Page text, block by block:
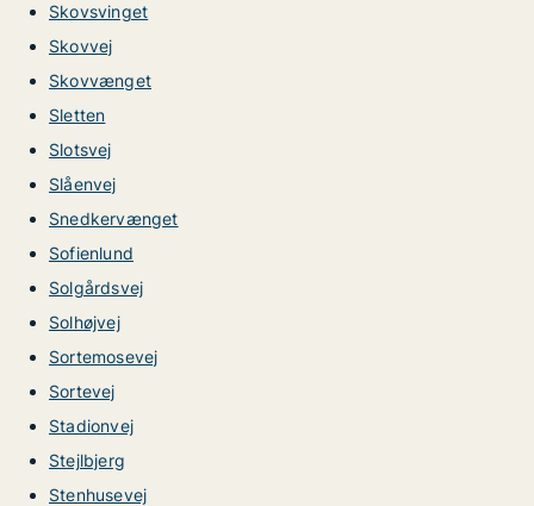
Skovsvinget
Skovvej
Skovvænget
Sletten
Slotsvej
Slåenvej
Snedkervænget
Sofienlund
Solgårdsvej
Solhøjvej
Sortemosevej
Sortevej
Stadionvej
Stejlbjerg
Stenhusevej